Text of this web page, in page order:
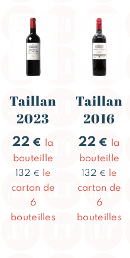
Taillan
2023
22 €
la
bouteille
132 €
le
carton de
6
bouteilles
Taillan
2016
22 €
la
bouteille
132 €
le
carton de
6
bouteilles